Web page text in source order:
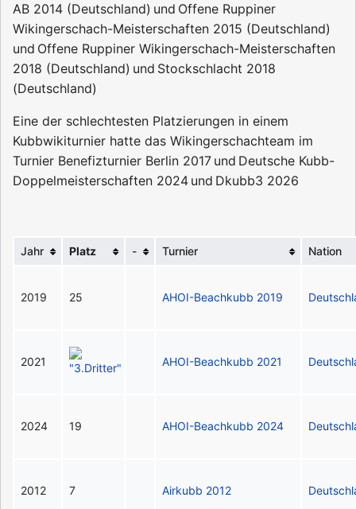
AB 2014 (Deutschland) und Offene Ruppiner
Wikingerschach-Meisterschaften 2015 (Deutschland)
und Offene Ruppiner Wikingerschach-Meisterschaften
2018 (Deutschland) und Stockschlacht 2018
(Deutschland)
Eine der schlechtesten Platzierungen in einem
Kubbwikiturnier hatte das Wikingerschachteam im
Turnier Benefizturnier Berlin 2017 und Deutsche Kubb-
Doppelmeisterschaften 2024 und Dkubb3 2026
Jahr Platz - Turnier Nation
2019 25 AHOI-Beachkubb 2019
2021 AHOI-Beachkubb 2021
2024 19 AHOI-Beachkubb 2024
2012 7 Airkubb 2012